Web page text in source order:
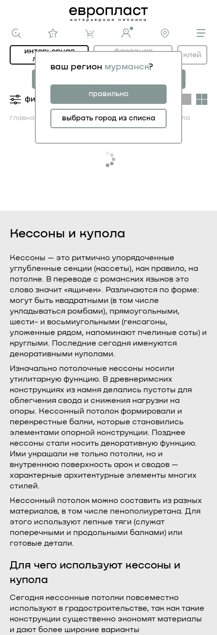
ваш регион мурманск?
правильно
выбрать город из списка
главная каталог ИНТЕРЬЕР кессоны и купола
интерьерная
лепнина
фасадная
клей
МОДЕРНИСТИК
НОВОЕ АР-ДЕКО
фильтры категории
Кессоны и купола
Кессоны — это ритмично упорядоченные
углубленные секции (кассеты), как правило, на
потолке. В переводе с романских языков это
слово значит «ящичек». Различаются по форме:
могут быть квадратными (в том числе
укладываться ромбами), прямоугольными,
шести- и восьмиугольными (гексагоны,
уложенные рядом, напоминают пчелиные соты) и
круглыми. Последние сегодня именуются
декоративными куполами.
Изначально потолочные кессоны носили
утилитарную функцию. В древнеримских
конструкциях из камня делались пустоты для
облегчения свода и снижения нагрузки на
опоры. Кессонный потолок формировали и
перекрестные балки, которые становились
элементами опорной конструкции. Позднее
кессоны стали носить декоративную функцию.
Ими украшали не только потолки, но и
внутреннюю поверхность арок и сводов —
характерные архитектурные элементы многих
стилей.
Кессонный потолок можно составить из разных
материалов, в том числе пенополиуретана. Для
этого используют лепные тяги (служат
поперечными и продольными балками) или
готовые детали.
Для чего используют кессоны и
купола
Сегодня кессонные потолки повсеместно
используют в градостроительстве, так как такие
конструкции существенно экономят материалы
и дают более широкие варианты